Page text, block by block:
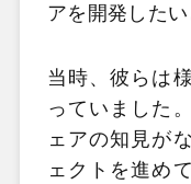
アを開発した
当時、彼らは
っていました
ェアの知見が
ェクトを進め